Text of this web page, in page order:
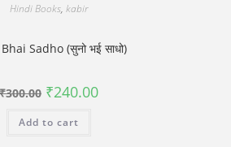
Hindi Books, kabir
Sadho (सुनो भई साधो)
₹300.00 Original
price
₹300.00.
₹240.00Current
Add to cart